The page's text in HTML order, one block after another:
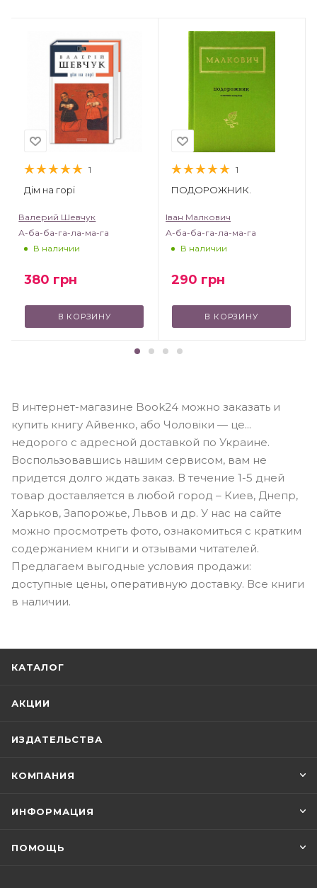
1
Дім на горі
Валерий Шевчук
А-ба-ба-га-ла-ма-га
В наличии
380 грн
В КОРЗИНУ
1
ПОДОРОЖНИК.
Іван Малкович
А-ба-ба-га-ла-ма-га
В наличии
290 грн
В КОРЗИНУ
В интернет-магазине Book24 можно заказать и
купить книгу Айвенко, або Чоловіки — це...
недорого с адресной доставкой по Украине.
Воспользовавшись нашим сервисом, вам не
придется долго ждать заказ. В течение 1-5 дней
товар доставляется в любой город – Киев, Днепр,
Харьков, Запорожье, Львов и др. У нас на сайте
можно просмотреть фото, ознакомиться с кратким
содержанием книги и отзывами читателей.
Предлагаем выгодные условия продажи:
доступные цены, оперативную доставку. Все книги
в наличии.
КАТАЛОГ
АКЦИИ
ИЗДАТЕЛЬСТВА
КОМПАНИЯ
ИНФОРМАЦИЯ
ПОМОЩЬ